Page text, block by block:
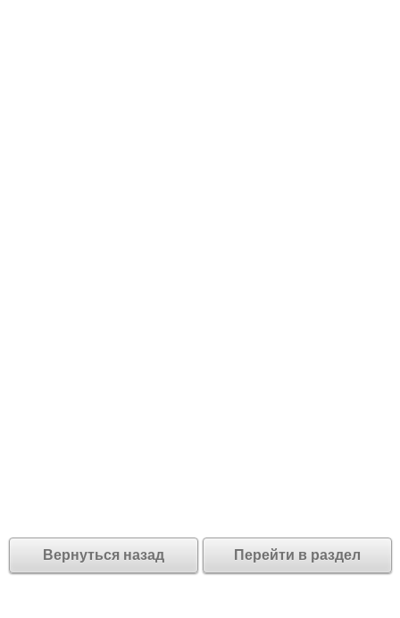
Вернуться назад Перейти в раздел